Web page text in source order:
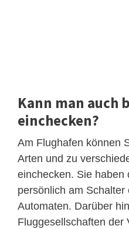
Kann man auch
einchecken?
Am Flughafen können
Arten und zu
einchecken. Sie haben
persönlich am
Automaten. Darüber
Fluggesellschaften der